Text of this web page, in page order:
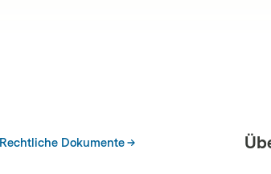
Rechtliche Dokumente